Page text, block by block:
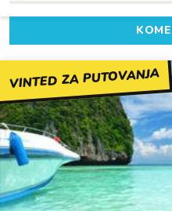
VINTED ZA PUTOVANJA